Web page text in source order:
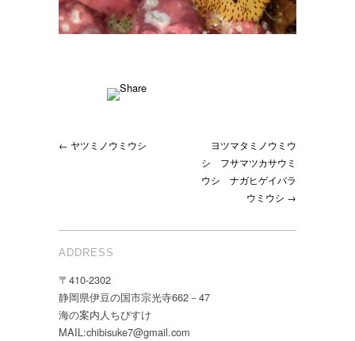
← ヤツミノウミウシ
ヨツマタミノウミウ
シ フサマツカサウミ
ウシ ナガヒゲイバラ
ウミウシ →
ADDRESS
〒410-2302
静岡県伊豆の国市宗光寺662－47
海の案内人ちびすけ
MAIL:chibisuke7@gmail.com